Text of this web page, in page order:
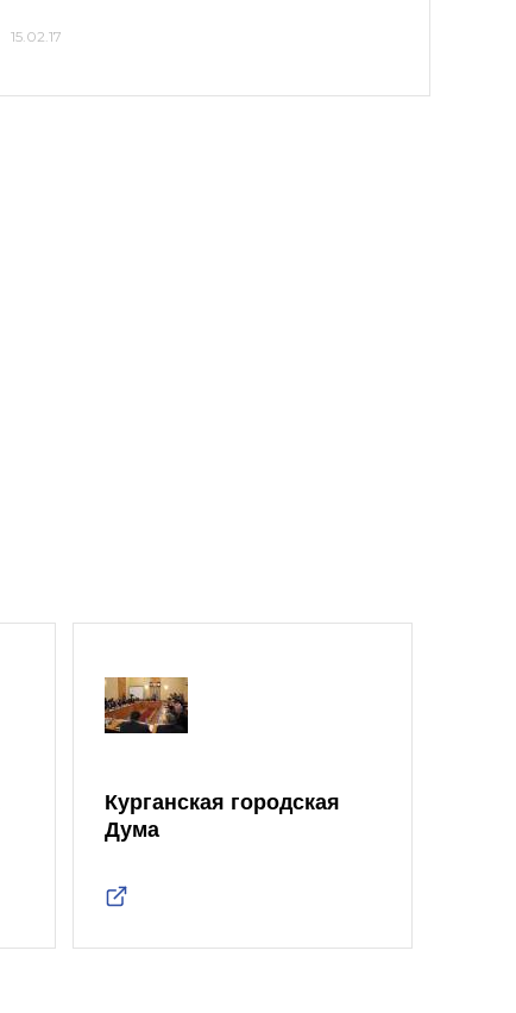
15.02.17
Курганская городская
Дума